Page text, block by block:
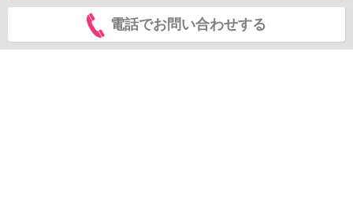
電話でお問い合わせする